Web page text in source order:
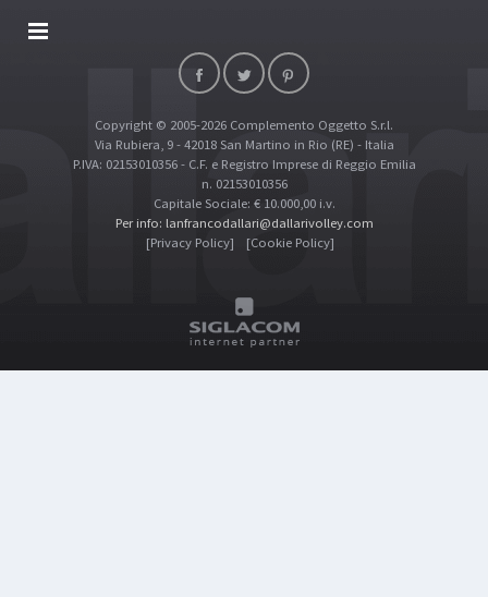
DALLARIVOLLEY SOSTIENE
TOP RICERCHE
SITE MAP
Copyright © 2005-2026 Complemento Oggetto S.r.l.
Via Rubiera, 9 - 42018 San Martino in Rio (RE) - Italia
P.IVA: 02153010356 - C.F. e Registro Imprese di Reggio Emilia
n. 02153010356
Capitale Sociale: € 10.000,00 i.v.
Per info: lanfrancodallari@dallarivolley.com
[Privacy Policy]
[Cookie Policy]